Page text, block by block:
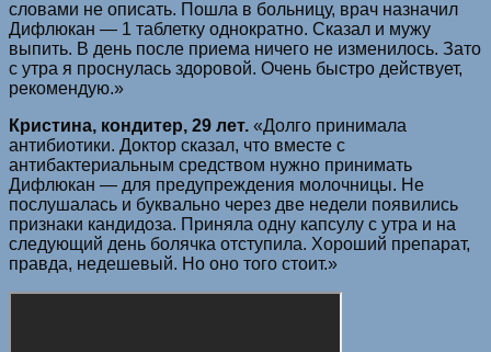
словами не описать. Пошла в больницу, врач назначил
Дифлюкан — 1 таблетку однократно. Сказал и мужу
выпить. В день после приема ничего не изменилось. Зато
с утра я проснулась здоровой. Очень быстро действует,
рекомендую.»
Кристина, кондитер, 29 лет. «Долго принимала
антибиотики. Доктор сказал, что вместе с
антибактериальным средством нужно принимать
Дифлюкан — для предупреждения молочницы. Не
послушалась и буквально через две недели появились
признаки кандидоза. Приняла одну капсулу с утра и на
следующий день болячка отступила. Хороший препарат,
правда, недешевый. Но оно того стоит.»